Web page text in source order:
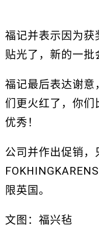
福记并表示因为获
贴光了，新的一批
福记最后表达谢意
们更火红了，你们
优秀！
公司并作出促销，
限英国。
文图：福兴毡